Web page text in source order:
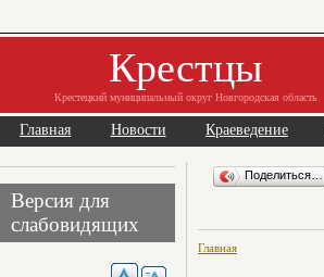
Крестцы
Крестецкий муниципальный округ Новгородская область
Главная Новости Краеведение
Версия для
слабовидящих
Поделиться…
Главная